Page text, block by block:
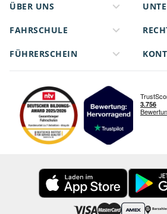
ÜBER UNS
FAHRSCHULE
FÜHRERSCHEIN